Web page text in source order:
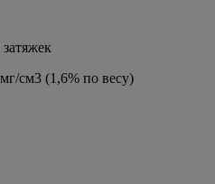
см3 (1,6% по весу)